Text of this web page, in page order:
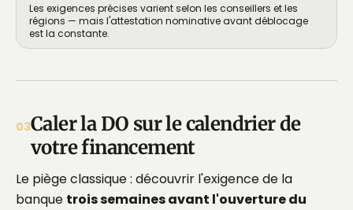
Les exigences précises varient selon les conseillers et les
régions — mais l'attestation nominative avant déblocage
est la constante.
03Caler la DO sur le calendrier de
votre financement
Le piège classique : découvrir l'exigence de la
banque trois semaines avant l'ouverture du